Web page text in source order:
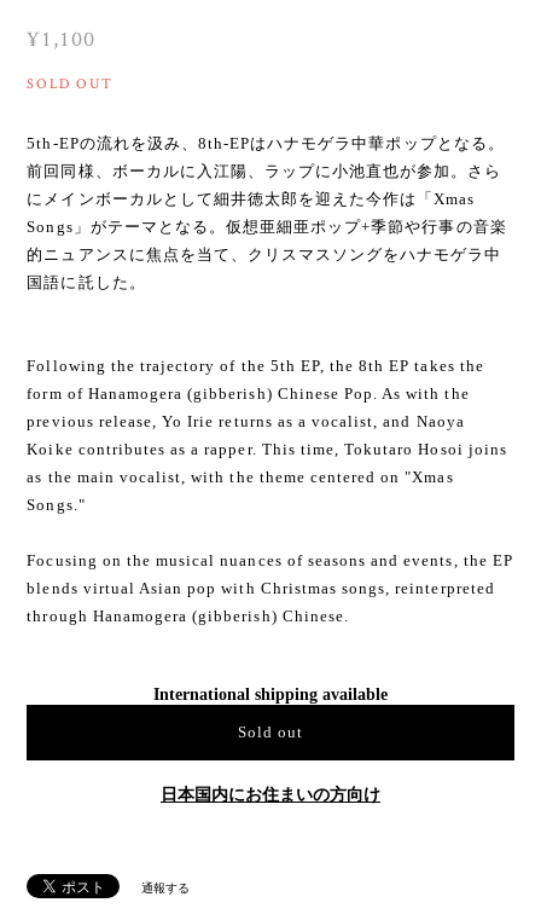
¥1,100
SOLD OUT
5th-EPの流れを汲み、8th-EPはハナモゲラ中華ポップとなる。
前回同様、ボーカルに入江陽、ラップに小池直也が参加。さら
にメインボーカルとして細井徳太郎を迎えた今作は「Xmas
Songs」がテーマとなる。仮想亜細亜ポップ+季節や行事の音楽
的ニュアンスに焦点を当て、クリスマスソングをハナモゲラ中
国語に託した。
Following the trajectory of the 5th EP, the 8th EP takes the
form of Hanamogera (gibberish) Chinese Pop. As with the
previous release, Yo Irie returns as a vocalist, and Naoya
Koike contributes as a rapper. This time, Tokutaro Hosoi joins
as the main vocalist, with the theme centered on "Xmas
Songs."
Focusing on the musical nuances of seasons and events, the EP
blends virtual Asian pop with Christmas songs, reinterpreted
through Hanamogera (gibberish) Chinese.
International shipping available
Sold out
日本国内にお住まいの方向け
通報する